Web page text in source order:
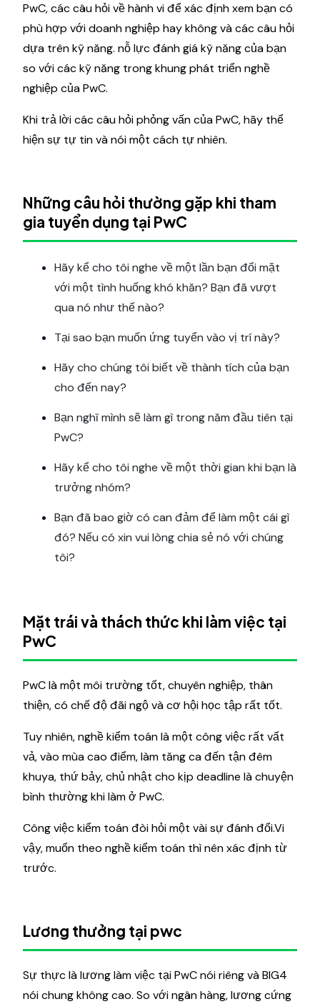
PwC, các câu hỏi về hành vi để xác định xem bạn có
phù hợp với doanh nghiệp hay không và các câu hỏi
dựa trên kỹ năng. nỗ lực đánh giá kỹ năng của bạn
so với các kỹ năng trong khung phát triển nghề
nghiệp của PwC.
Khi trả lời các câu hỏi phỏng vấn của PwC, hãy thể
hiện sự tự tin và nói một cách tự nhiên.
Những câu hỏi thường gặp khi tham
gia tuyển dụng tại PwC
Hãy kể cho tôi nghe về một lần bạn đối mặt
với một tình huống khó khăn? Bạn đã vượt
qua nó như thế nào?
Tại sao bạn muốn ứng tuyển vào vị trí này?
Hãy cho chúng tôi biết về thành tích của bạn
cho đến nay?
Bạn nghĩ mình sẽ làm gì trong năm đầu tiên tại
PwC?
Hãy kể cho tôi nghe về một thời gian khi bạn là
trưởng nhóm?
Bạn đã bao giờ có can đảm để làm một cái gì
đó? Nếu có xin vui lòng chia sẻ nó với chúng
tôi?
Mặt trái và thách thức khi làm việc tại
PwC
PwC là một môi trường tốt, chuyên nghiệp, thân
thiện, có chế độ đãi ngộ và cơ hội học tập rất tốt.
Tuy nhiên, nghề kiểm toán là một công việc rất vất
vả, vào mùa cao điểm, làm tăng ca đến tận đêm
khuya, thứ bảy, chủ nhật cho kịp deadline là chuyện
bình thường khi làm ở PwC.
Công việc kiểm toán đòi hỏi một vài sự đánh đổi.Vi
vậy, muốn theo nghề kiểm toán thì nên xác định từ
trước.
Lương thưởng tại pwc
Sự thực là lương làm việc tại PwC nói riêng và BIG4
nói chung không cao. So với ngân hàng, lương cứng